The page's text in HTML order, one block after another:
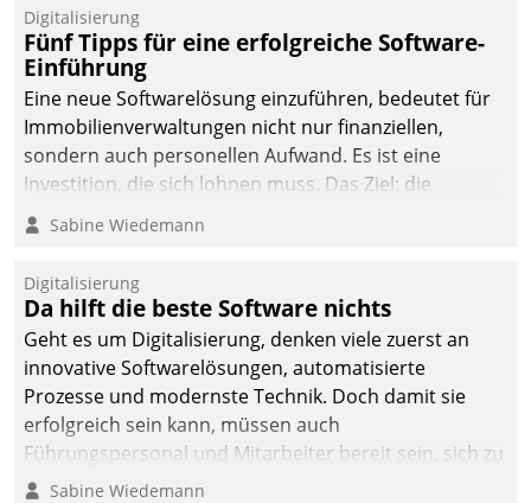
Digitalisierung
Fünf Tipps für eine erfolgreiche Software-
Einführung
Eine neue Softwarelösung einzuführen, bedeutet für
Immobilienverwaltungen nicht nur finanziellen,
sondern auch personellen Aufwand. Es ist eine
Investition, die sich lohnen muss. Das Ziel: die
nachhaltige Optimierung der Geschäftsabläufe. Damit
dieses Ziel erreicht wird, sollten einige Grundregeln
Sabine Wiedemann
Digitalisierung
Da hilft die beste Software nichts
Geht es um Digitalisierung, denken viele zuerst an
innovative Softwarelösungen, automatisierte
Prozesse und modernste Technik. Doch damit sie
erfolgreich sein kann, müssen auch
Führungspersonal und Mitarbeiter bereit sein, sich zu
verändern und anzupassen, sonst werden sie an ihr
Sabine Wiedemann